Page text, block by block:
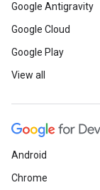
Google Antigravity
Google Cloud
Google Play
View all
Android
Chrome